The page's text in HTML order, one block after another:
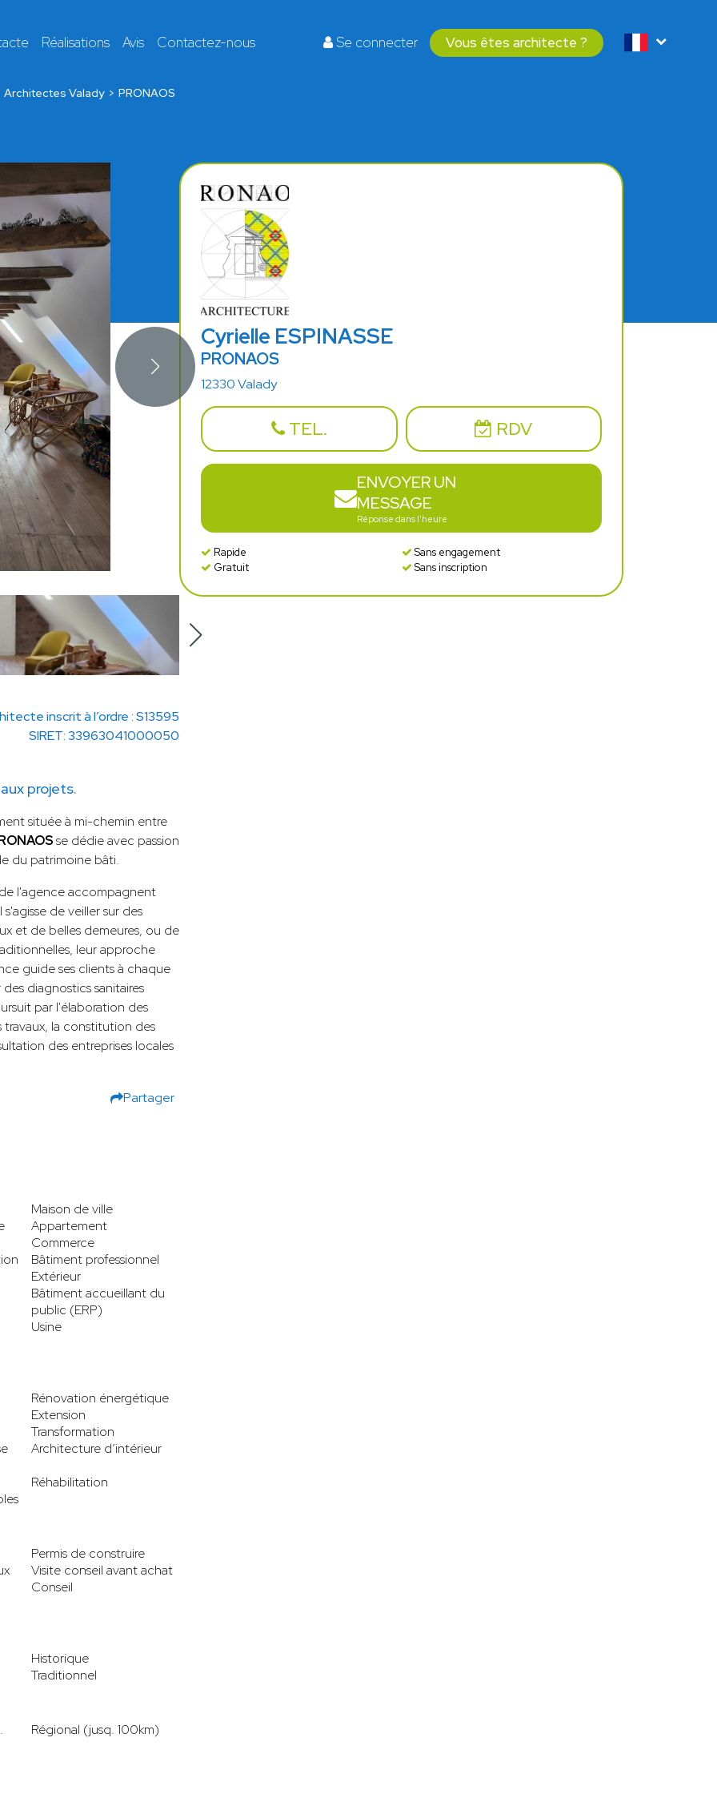
Réalisations Avis Contactez-nous Se connecter Vous êtes architecte ?
Architectes Valady PRONAOS
inscrit à l’ordre : S13595
SIRET: 33963041000050
projets.
située à mi-chemin entre
se dédie avec passion
du patrimoine bâti.
l'agence accompagnent
de veiller sur des
et de belles demeures, ou de
leur approche
guide ses clients à chaque
diagnostics sanitaires
par l'élaboration des
travaux, la constitution des
des entreprises locales
Partager
Maison de ville
Appartement
Commerce
Bâtiment professionnel
Extérieur
Bâtiment accueillant du
public (ERP)
Usine
Rénovation énergétique
Extension
Transformation
Architecture d’intérieur
Réhabilitation
Permis de construire
Visite conseil avant achat
Conseil
Historique
Traditionnel
Régional (jusq. 100km)
Cyrielle ESPINASSE
PRONAOS
12330 Valady
TEL. RDV
ENVOYER UN
MESSAGE
Réponse dans l'heure
Rapide
Sans engagement
Gratuit
Sans inscription